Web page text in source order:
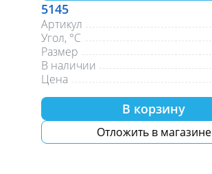
5145
Артикул
Угол, °С
Размер
В наличии
Цена
В корзину
Отложить в магазине